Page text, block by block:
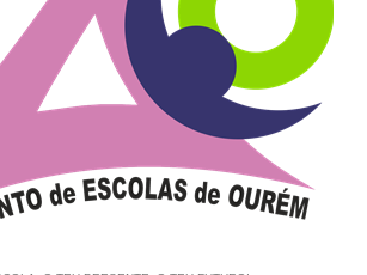
Pais e EE